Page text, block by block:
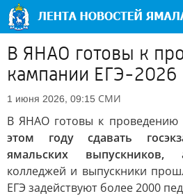
В ЯНАО готовы к
кампании ЕГЭ-2026
1 июня 2026, 09:15 СМИ
В ЯНАО готовы к проведению
этом году сдавать
ямальских выпускников,
колледжей и выпускники
ЕГЭ задействуют более 2000